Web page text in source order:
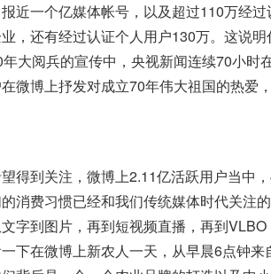
近一个亿媒体帐号，以及超过110万经
，还有经过认证个人用户130万。这说
大阅兵的宣传中，央视新闻连续70小
微博上抒发对成立70年伟大祖国的热
得到关注，微博上2.11亿活跃用户当中
消费习惯已经和我们传统媒体时代关注
字到图片，再到短视频直播，再到
下在微博上新农人一天，从早晨6点钟